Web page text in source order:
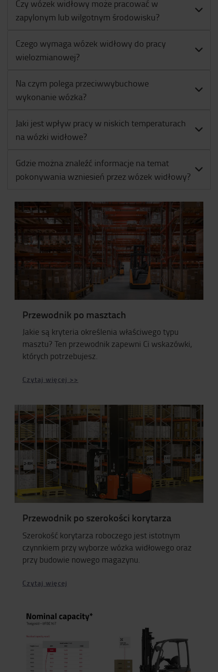
Czy wózek widłowy może pracować w
zapylonym lub wilgotnym środowisku?
Czego wymaga wózek widłowy do pracy
wielozmianowej?
Na czym polega przeciwwybuchowe
wykonanie wózka?
Jaki jest wpływ pracy w niskich temperaturach
na wózki widłowe?
Gdzie można znaleźć informacje na temat
pokonywania wzniesień przez wózek widłowy?
Przewodnik po masztach
Jakie są kryteria określenia właściwego typu
masztu? Ten przewodnik zapewni Ci wskazówki,
których potrzebujesz.
Czytaj więcej >>
Przewodnik po szerokości korytarza
Szerokość korytarza roboczego jest istotnym
czynnkiem przy wyborze wózka widłowego oraz
przy budowie nowego magazynu.
Czytaj więcej